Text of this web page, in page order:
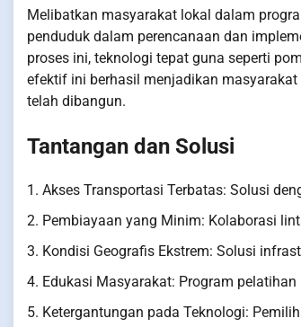
Melibatkan masyarakat lokal dalam
penduduk dalam perencanaan dan
proses ini, teknologi tepat guna seperti
efektif ini berhasil menjadikan
telah dibangun.
Tantangan dan Solusi
1. Akses Transportasi Terbatas: Solusi
2. Pembiayaan yang Minim: Kolaborasi
3. Kondisi Geografis Ekstrem: Solusi
4. Edukasi Masyarakat: Program
5. Ketergantungan pada Teknologi: